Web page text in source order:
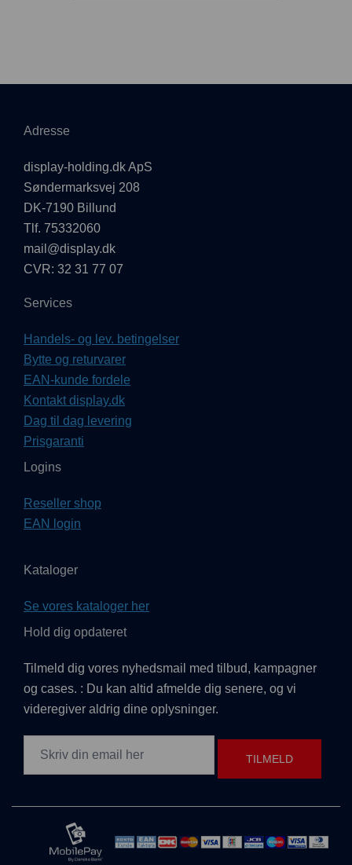
Adresse
display-holding.dk ApS
Søndermarksvej 208
DK-7190 Billund
Tlf. 75332060
mail@display.dk
CVR: 32 31 77 07
Services
Handels- og lev. betingelser
Bytte og returvarer
EAN-kunde fordele
Kontakt display.dk
Dag til dag levering
Prisgaranti
Logins
Reseller shop
EAN login
Kataloger
Se vores kataloger her
Hold dig opdateret
Tilmeld dig vores nyhedsmail med tilbud, kampagner
og cases. : Du kan altid afmelde dig senere, og vi
videregiver aldrig dine oplysninger.
TILMELD